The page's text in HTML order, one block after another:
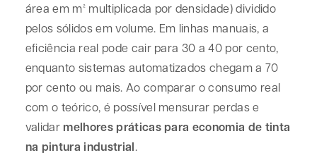
área em m² multiplicada por densidade) dividido
pelos sólidos em volume. Em linhas manuais, a
eficiência real pode cair para 30 a 40 por cento,
enquanto sistemas automatizados chegam a 70
por cento ou mais. Ao comparar o consumo real
com o teórico, é possível mensurar perdas e
validar melhores práticas para economia de tinta
na pintura industrial.